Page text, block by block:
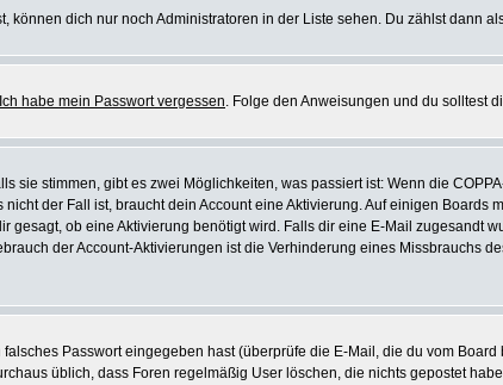
können dich nur noch Administratoren in der Liste sehen. Du zählst dann
Ich habe mein Passwort vergessen. Folge den Anweisungen und du solltest
stimmen, gibt es zwei Möglichkeiten, was passiert ist: Wenn die
der Fall ist, braucht dein Account eine Aktivierung. Auf einigen Boards
ob eine Aktivierung benötigt wird. Falls dir eine E-Mail zugesandt
der Account-Aktivierungen ist die Verhinderung eines Missbrauchs
Passwort eingegeben hast (überprüfe die E-Mail, die du vom
üblich, dass Foren regelmäßig User löschen, die nichts gepostet